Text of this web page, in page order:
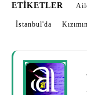
ETIKETLER
İstanbul'da Kızımın